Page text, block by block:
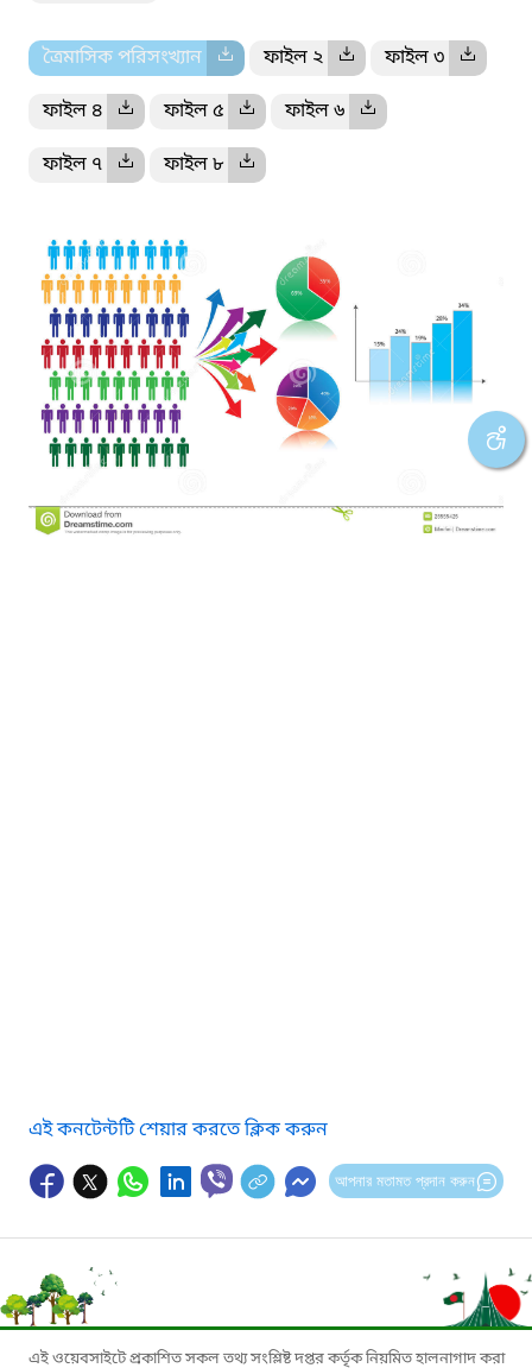
ত্রৈমাসিক পরিসংখ্যান ফাইল ২ ফাইল ৩
ফাইল ৪ ফাইল ৫ ফাইল ৬
ফাইল ৭ ফাইল ৮
এই কনটেন্টটি শেয়ার করতে ক্লিক করুন
আপনার মতামত প্রদান করুন
এই ওয়েবসাইটে প্রকাশিত সকল তথ্য সংশ্লিষ্ট দপ্তর কর্তৃক নিয়মিত হালনাগাদ করা